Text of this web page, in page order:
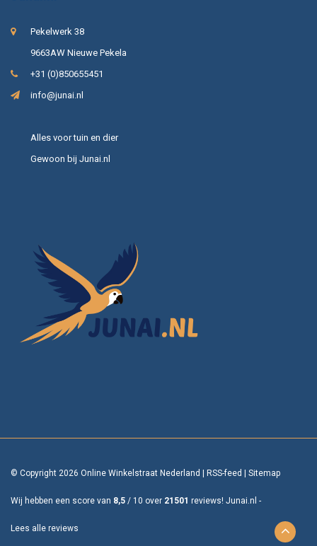
Pekelwerk 38
9663AW Nieuwe Pekela
+31 (0)850655451
info@junai.nl
Alles voor tuin en dier
Gewoon bij Junai.nl
© Copyright 2026 Online Winkelstraat Nederland RSS-feed Sitemap
Wij hebben een score van 8,5 / 10 over 21501 reviews! Junai.nl -
Lees alle reviews